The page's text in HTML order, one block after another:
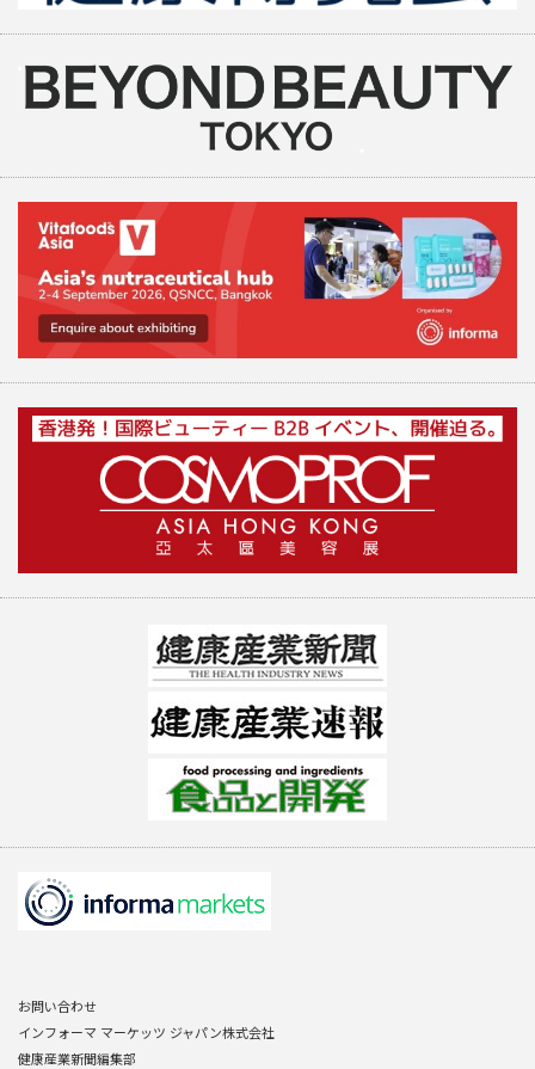
お問い合わせ
インフォーマ マーケッツ ジャパン株式会社
健康産業新聞編集部